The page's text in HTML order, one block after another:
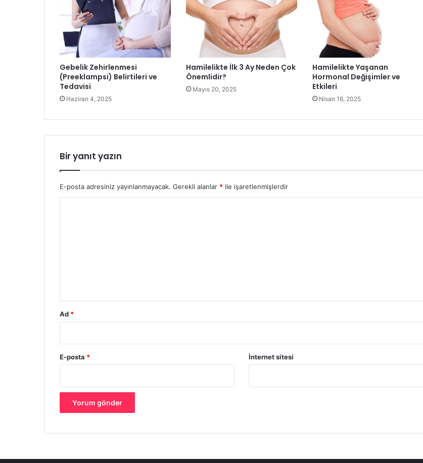
Gebelik Zehirlenmesi
(Preeklampsi) Belirtileri ve
Tedavisi
Haziran 4, 2025
Hamilelikte İlk 3 Ay Neden Çok
Önemlidir?
Mayıs 20, 2025
Hamilelikte Yaşanan
Hormonal Değişimler ve
Etkileri
Nisan 16, 2025
Bir yanıt yazın
E-posta adresiniz yayınlanmayacak. Gerekli alanlar * ile işaretlenmişlerdir
Ad *
E-posta * İnternet sitesi